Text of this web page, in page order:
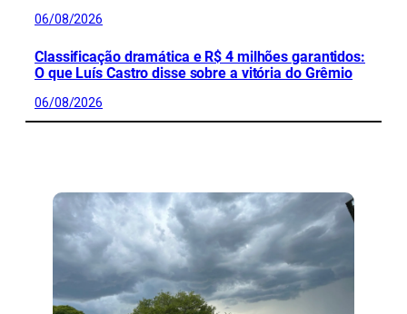
06/08/2026
Classificação dramática e R$ 4 milhões garantidos:
O que Luís Castro disse sobre a vitória do Grêmio
06/08/2026